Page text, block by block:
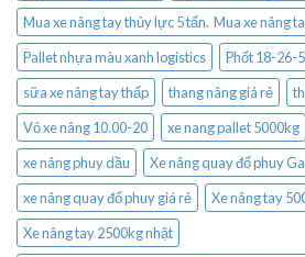
Mua xe nâng tay thủy lực 5 tấn. Mua xe nâng
Pallet nhựa màu xanh logistics
Phốt 18-26-
sữa xe nâng tay thấp
thang nâng giá rẻ
Vỏ xe nâng 10.00-20
xe nang pallet 5000kg
xe nâng phuy dầu
Xe nâng quay đổ phuy
xe nâng quay đổ phuy giá rẻ
Xe nâng tay
Xe nâng tay 2500kg nhật